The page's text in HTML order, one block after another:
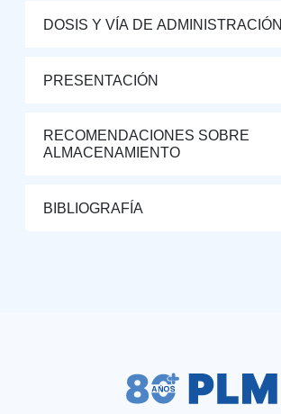
DOSIS Y VÍA DE ADMINISTRACIÓN
PRESENTACIÓN
RECOMENDACIONES SOBRE
ALMACENAMIENTO
BIBLIOGRAFÍA